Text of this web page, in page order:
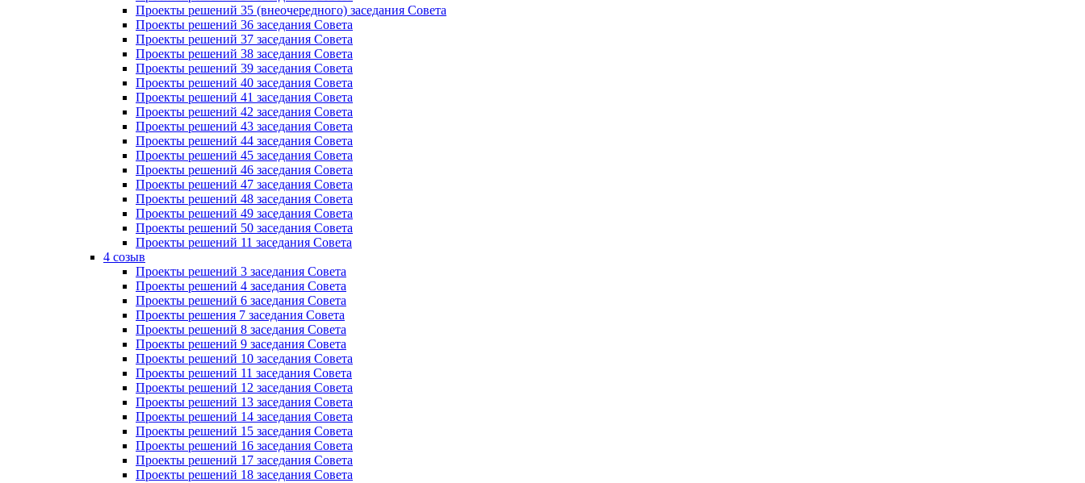
Проекты решений 35 (внеочередного) заседания Совета
Проекты решений 36 заседания Совета
Проекты решений 37 заседания Совета
Проекты решений 38 заседания Совета
Проекты решений 39 заседания Совета
Проекты решений 40 заседания Совета
Проекты решений 41 заседания Совета
Проекты решений 42 заседания Совета
Проекты решений 43 заседания Совета
Проекты решений 44 заседания Совета
Проекты решений 45 заседания Совета
Проекты решений 46 заседания Совета
Проекты решений 47 заседания Совета
Проекты решений 48 заседания Совета
Проекты решений 49 заседания Совета
Проекты решений 50 заседания Совета
Проекты решений 11 заседания Совета
4 созыв
Проекты решений 3 заседания Совета
Проекты решений 4 заседания Совета
Проекты решений 6 заседания Совета
Проекты решения 7 заседания Совета
Проекты решений 8 заседания Совета
Проекты решений 9 заседания Совета
Проекты решений 10 заседания Совета
Проекты решений 11 заседания Совета
Проекты решений 12 заседания Совета
Проекты решений 13 заседания Совета
Проекты решений 14 заседания Совета
Проекты решений 15 заседания Совета
Проекты решений 16 заседания Совета
Проекты решений 17 заседания Совета
Проекты решений 18 заседания Совета